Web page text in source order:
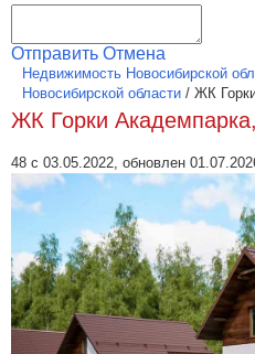
Отправить Отмена
Недвижимость Новосибирской
Новосибирской области / ЖК
ЖК Горки
48 с 03.05.2022, обновлен